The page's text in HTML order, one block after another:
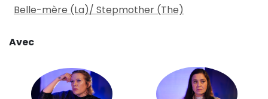
Belle-mère (La)/ Stepmother (The)
Avec